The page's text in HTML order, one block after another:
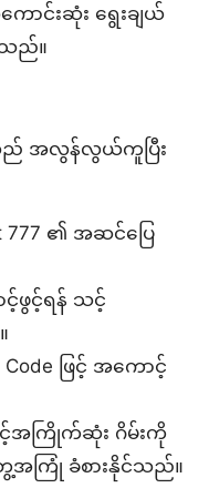
င်းဆုံး ရွေးချယ်
သည်။
သည် အလွန်လွယ်ကူပြီး
777 ၏ အဆင်ပြေ
ဖွင့်ရန် သင့်
Code ဖြင့် အကောင့်
အကြိုက်ဆုံး ဂိမ်းကို
အကြုံ ခံစားနိုင်သည်။